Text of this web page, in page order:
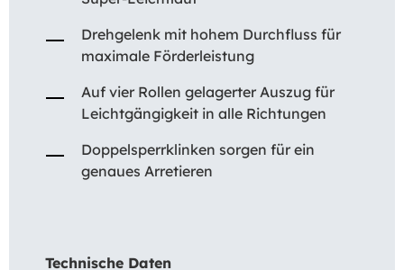
Drehgelenk mit hohem Durchfluss für
maximale Förderleistung
Auf vier Rollen gelagerter Auszug für
Leichtgängigkeit in alle Richtungen
Doppelsperrklinken sorgen für ein
genaues Arretieren
Technische Daten